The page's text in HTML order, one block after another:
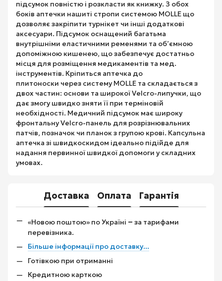
підсумок повністю і розкласти як книжку. З обох
боків аптечки нашиті стропи системою MOLLE що
дозволяє закріпити турнікет чи інші додаткові
аксесуари. Підсумок оснащений багатьма
внутрішніми еластичними ременями та об’ємною
допоміжною кишенею, що забезпечує достатньо
місця для розміщення медикаментів та мед.
інструментів. Кріпиться аптечка до
плитоноски через систему MOLLE та складається з
двох частин: основи та широкої Velcro-липучки, що
дає змогу швидко зняти її при терміновій
необхідності. Медичний підсумок має широку
фронтальну Velcro-панель для розрізнювальних
патчів, позначок чи планок з групою крові. Капсульна
аптечка зі швидкоскидом ідеально підійде для
надання первинної швидкої допомоги у складних
умовах.
Доставка Оплата Гарантія
«Новою поштою» по Україні – за тарифами
перевізника.
Більше інформації про доставку...
Готівкою при отриманні
Кредитною карткою